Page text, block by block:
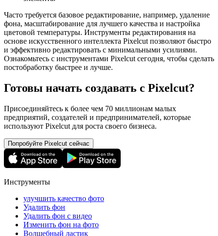
Часто требуется базовое редактирование, например, удаление
фона, масштабирование для лучшего качества и настройка
цветовой температуры. Инструменты редактирования на
основе искусственного интеллекта Pixelcut позволяют быстро
и эффективно редактировать с минимальными усилиями.
Ознакомьтесь с инструментами Pixelcut сегодня, чтобы сделать
постобработку быстрее и лучше.
Готовы начать создавать с Pixelcut?
Присоединяйтесь к более чем 70 миллионам малых
предприятий, создателей и предпринимателей, которые
используют Pixelcut для роста своего бизнеса.
Попробуйте Pixelcut сейчас
Инструменты
улучшить качество фото
Удалить фон
Удалить фон с видео
Изменить фон на фото
Волшебный ластик